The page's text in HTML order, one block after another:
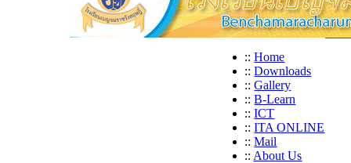
:: Home
:: Downloads
:: Gallery
:: B-Learn
:: ICT
:: ITA ONLINE
:: Mail
:: About Us